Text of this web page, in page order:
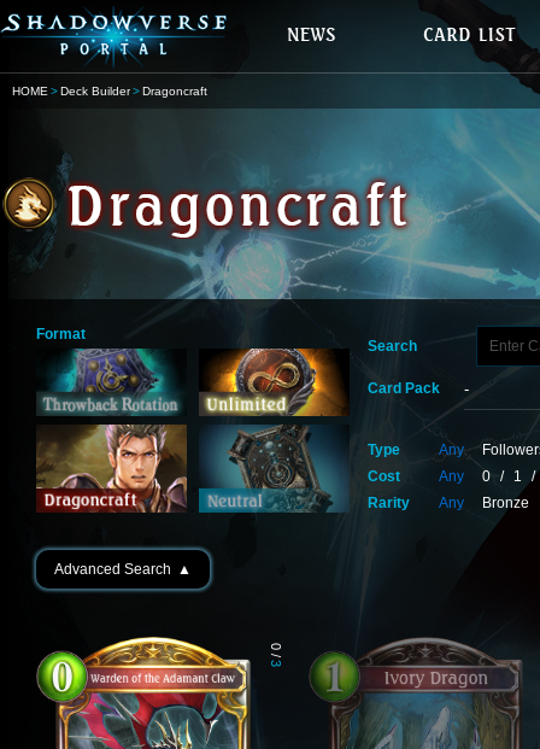
HOME Deck Builder Dragoncraft
Format
Search
Card Pack
Type Any
Cost
Any 0 / 1
/
Rarity
Any Bronze
Advanced Search ▲
0
/
3